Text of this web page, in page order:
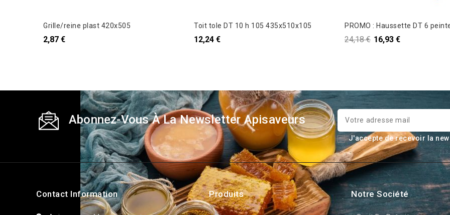
Grille/reine plast 420x505
2,87 €
Toit tole DT 10 h 105 435x510x105
12,24 €
PROMO : Haussette DT 6
24,18 € 16,93 €
Abonnez-Vous À La Newsletter Apisaveurs
J'accepte de recevoir la
Contact Information Produits Notre Société